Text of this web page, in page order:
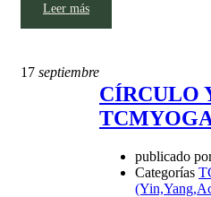
Leer más
17 septiembre
CÍRCULO
publicado
Categorías